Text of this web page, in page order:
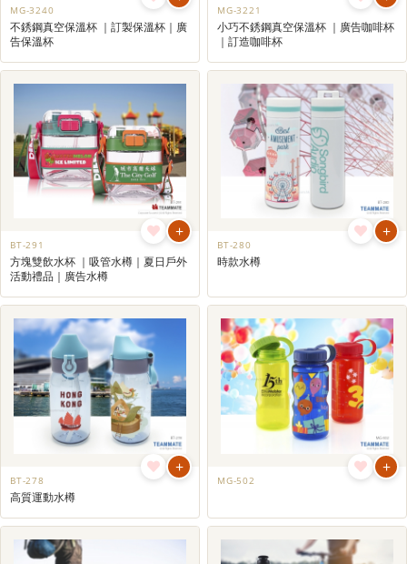
MG-3240
不銹鋼真空保溫杯 ｜訂製保溫杯｜廣
告保溫杯
MG-3221
小巧不銹鋼真空保溫杯 ｜廣告咖啡杯
｜訂造咖啡杯
+
BT-291
方塊雙飲水杯 ｜吸管水樽｜夏日戶外
活動禮品｜廣告水樽
+
BT-280
時款水樽
+
BT-278
高質運動水樽
+
MG-502